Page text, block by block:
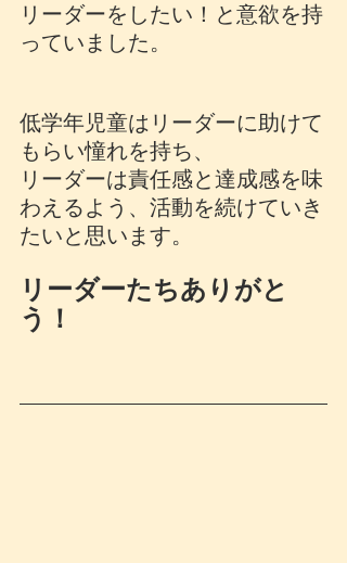
リーダーをしたい！と意欲を持
っていました。
低学年児童はリーダーに助けて
もらい憧れを持ち、
リーダーは責任感と達成感を味
わえるよう、活動を続けていき
たいと思います。
リーダーたちありがと
う！